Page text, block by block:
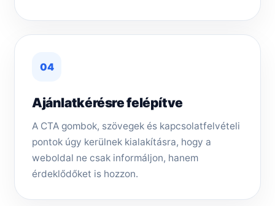
04
Ajánlatkérésre felépítve
A CTA gombok, szövegek és kapcsolatfelvételi
pontok úgy kerülnek kialakításra, hogy a
weboldal ne csak informáljon, hanem
érdeklődőket is hozzon.